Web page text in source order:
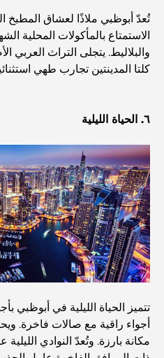
أغلى ساعات رولكس التي
أفضل المقاهي في وسط
أغلى سيارات مرسيدس التي
الانتقال إلى دبي من
أغلى سيارات تسلا: الابتكار
تُعدّ أبوظبي ملاذًا لعشاق
الاستمتاع بالمأكولات المحلية
والبلاليط. يتجلى التراث العربي
كلتا المدينتين تجارب طهي
٦. الحياة الليلية
تتميز الحياة الليلية في أبوظبي
أجواء راقية مع صالات فاخرة.
مكانة بارزة. وتُعدّ النوادي